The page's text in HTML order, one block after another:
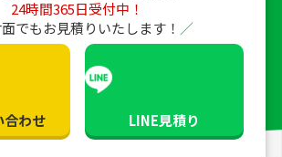
24時間365日受付中！
でもお見積りいたします！
合わせ LINE見積り